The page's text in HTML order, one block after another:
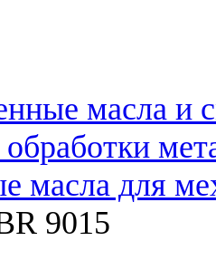
масла и
масла для
9015